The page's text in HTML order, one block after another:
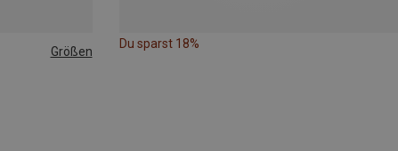
Größen
Du sparst 18%